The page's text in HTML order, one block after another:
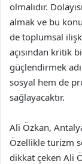
olmalıdır.
almak ve bu
de toplumsal
açısından kritik
güçlendirmek
sosyal hem de
sağlayacaktır.
Ali Özkan,
Özellikle turizm
dikkat çeken Ali